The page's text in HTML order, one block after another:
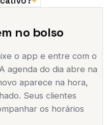
no bolso
o app e entre com o
agenda do dia abre na
aparece na hora,
Seus clientes
os horários